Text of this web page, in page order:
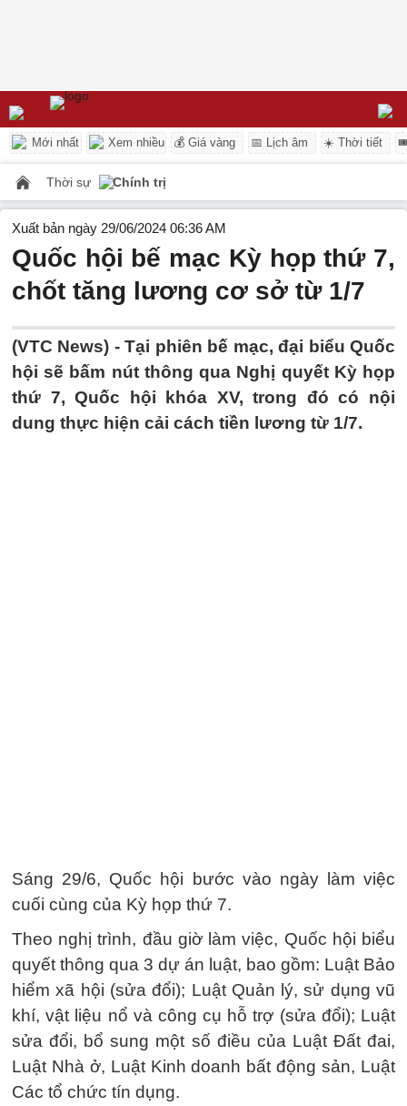
Mới nhất Xem nhiều 💰 Giá vàng 📅 Lịch âm ☀️ Thời tiết
Thời sự Chính trị
Xuất bản ngày 29/06/2024 06:36 AM
Quốc hội bế mạc Kỳ họp thứ 7,
chốt tăng lương cơ sở từ 1/7
(VTC News) -Tại phiên bế mạc, đại biểu Quốc
hội sẽ bấm nút thông qua Nghị quyết Kỳ họp
thứ 7, Quốc hội khóa XV, trong đó có nội
dung thực hiện cải cách tiền lương từ 1/7.
Sáng 29/6, Quốc hội bước vào ngày làm việc
cuối cùng của Kỳ họp thứ 7.
Theo nghị trình, đầu giờ làm việc, Quốc hội biểu
quyết thông qua 3 dự án luật, bao gồm: Luật Bảo
hiểm xã hội (sửa đổi); Luật Quản lý, sử dụng vũ
khí, vật liệu nổ và công cụ hỗ trợ (sửa đổi); Luật
sửa đổi, bổ sung một số điều của Luật Đất đai,
Luật Nhà ở, Luật Kinh doanh bất động sản, Luật
Các tổ chức tín dụng.